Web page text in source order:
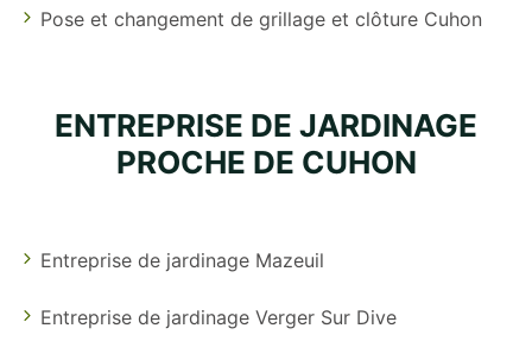
Pose et changement de grillage et clôture Cuhon
ENTREPRISE DE JARDINAGE
PROCHE DE CUHON
Entreprise de jardinage Mazeuil
Entreprise de jardinage Verger Sur Dive